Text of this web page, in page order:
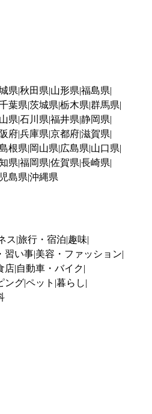
県 秋田県 山形県 福島県
葉県 茨城県 栃木県 群馬県
県 石川県 福井県 静岡県
府兵庫県 京都府滋賀県
根県 岡山県 広島県 山口県
県 福岡県 佐賀県 長崎県
島県 沖縄県
ス 旅行・宿泊 趣味
習い事 美容・ファッション
店 自動車・バイク
ングペット 暮らし